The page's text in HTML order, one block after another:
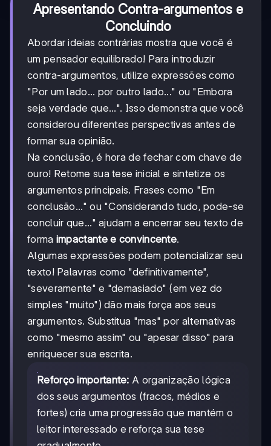
Apresentando Contra-argumentos e
Concluindo
Abordar ideias contrárias mostra que você é
um pensador equilibrado! Para introduzir
contra-argumentos, utilize expressões como
"Por um lado... por outro lado..." ou "Embora
seja verdade que...". Isso demonstra que você
considerou diferentes perspectivas antes de
formar sua opinião.
Na conclusão, é hora de fechar com chave de
ouro! Retome sua tese inicial e sintetize os
argumentos principais. Frases como "Em
conclusão..." ou "Considerando tudo, pode-se
concluir que..." ajudam a encerrar seu texto de
forma impactante e convincente.
Algumas expressões podem potencializar seu
texto! Palavras como "definitivamente",
"severamente" e "demasiado" (em vez do
simples "muito") dão mais força aos seus
argumentos. Substitua "mas" por alternativas
como "mesmo assim" ou "apesar disso" para
enriquecer sua escrita.
Reforço importante: A organização lógica
dos seus argumentos (fracos, médios e
fortes) cria uma progressão que mantém o
leitor interessado e reforça sua tese